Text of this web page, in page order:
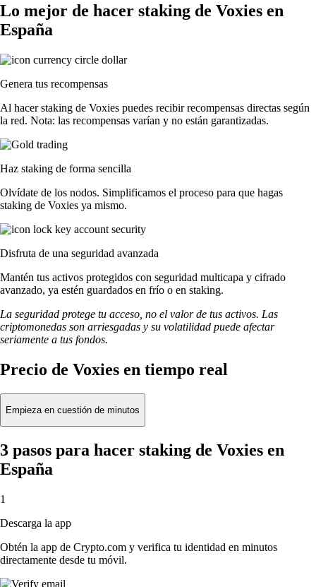
Lo mejor de hacer staking de Voxies en
España
Genera tus recompensas
Al hacer staking de Voxies puedes recibir recompensas directas según
la red. Nota: las recompensas varían y no están garantizadas.
Haz staking de forma sencilla
Olvídate de los nodos. Simplificamos el proceso para que hagas
staking de Voxies ya mismo.
Disfruta de una seguridad avanzada
Mantén tus activos protegidos con seguridad multicapa y cifrado
avanzado, ya estén guardados en frío o en staking.
La seguridad protege tu acceso, no el valor de tus activos. Las
criptomonedas son arriesgadas y su volatilidad puede afectar
seriamente a tus fondos.
Precio de Voxies en tiempo real
Empieza en cuestión de minutos
3 pasos para hacer staking de Voxies en
España
1
Descarga la app
Obtén la app de Crypto.com y verifica tu identidad en minutos
directamente desde tu móvil.